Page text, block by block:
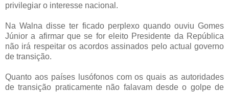
privilegiar o interesse nacional.
Na Walna disse ter ficado perplexo quando ouviu Gomes
Júnior a afirmar que se for eleito Presidente da República
não irá respeitar os acordos assinados pelo actual governo
de transição.
Quanto aos países lusófonos com os quais as autoridades
de transição praticamente não falavam desde o golpe de